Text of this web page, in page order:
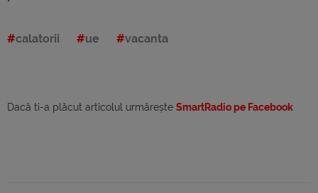
calatorii ue vacanta
Dacă ti-a plăcut articolul urmărește SmartRadio pe Facebook